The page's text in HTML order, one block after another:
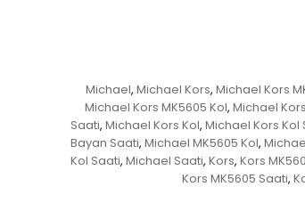
Michael, Michael Kors, Michael Kors
Michael Kors MK5605 Kol, Michael
Saati, Michael Kors Kol, Michael Kors Kol
Bayan Saati, Michael MK5605 Kol,
Kol Saati, Michael Saati, Kors, Kors
Kors MK5605 Saati,